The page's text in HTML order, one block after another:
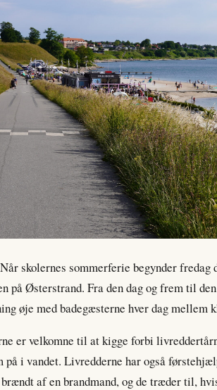
Når skolernes sommerferie begynder
på Østerstrand. Fra den dag og frem til
øje med badegæsterne hver dag mellem
er velkomne til at kigge forbi
på i vandet. Livredderne har også
af en brandmand, og de træder til,